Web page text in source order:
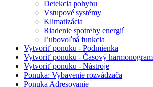
Detekcia pohybu
Vstupové systémy
Klimatizácia
Riadenie spotreby energií
Ľubovoľná funkcia
Vytvoriť ponuku - Podmienka
Vytvoriť ponuku - Časový harmonogram
Vytvoriť ponuku - Nástroje
Ponuka: Vybavenie rozvádzača
Ponuka Adresovanie